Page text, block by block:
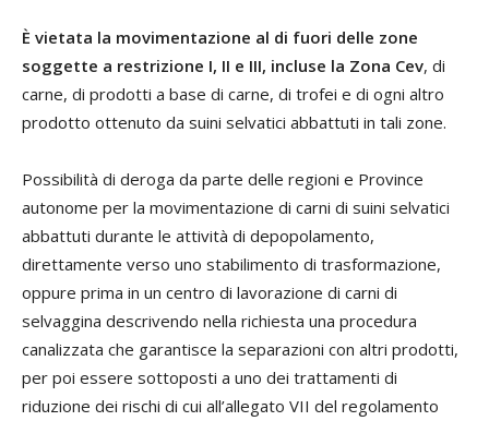
È vietata la movimentazione al di fuori delle zone
soggette a restrizione I, II e III, incluse la Zona Cev, di
carne, di prodotti a base di carne, di trofei e di ogni altro
prodotto ottenuto da suini selvatici abbattuti in tali zone.
Possibilità di deroga da parte delle regioni e Province
autonome per la movimentazione di carni di suini selvatici
abbattuti durante le attività di depopolamento,
direttamente verso uno stabilimento di trasformazione,
oppure prima in un centro di lavorazione di carni di
selvaggina descrivendo nella richiesta una procedura
canalizzata che garantisce la separazioni con altri prodotti,
per poi essere sottoposti a uno dei trattamenti di
riduzione dei rischi di cui all’allegato VII del regolamento